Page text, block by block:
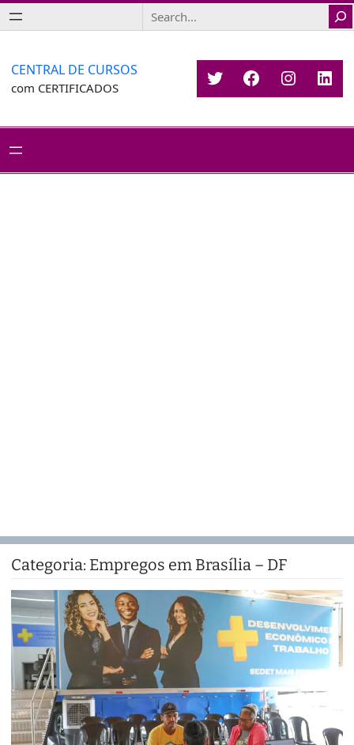
Saltar
para
conteúdo
Search
CENTRAL DE CURSOS
com CERTIFICADOS TwitterFacebook
Categoria: Empregos em Brasília – DF